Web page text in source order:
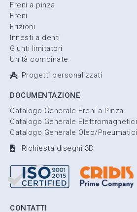
Freni a pinza
Freni
Frizioni
Innesti a denti
Giunti limitatori
Unità combinate
Progetti personalizzati
DOCUMENTAZIONE
Catalogo Generale Freni a Pinza
Catalogo Generale Elettromagnetici
Catalogo Generale Oleo/Pneumatici
Richiesta disegni 3D
CONTATTI